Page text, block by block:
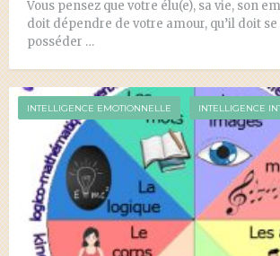
Vous pensez que votre élu(e), sa vie, son
doit dépendre de votre amour, qu’il doit
posséder …
INTELLIGENCE EMOTIONNELLE INTELLIGENCE